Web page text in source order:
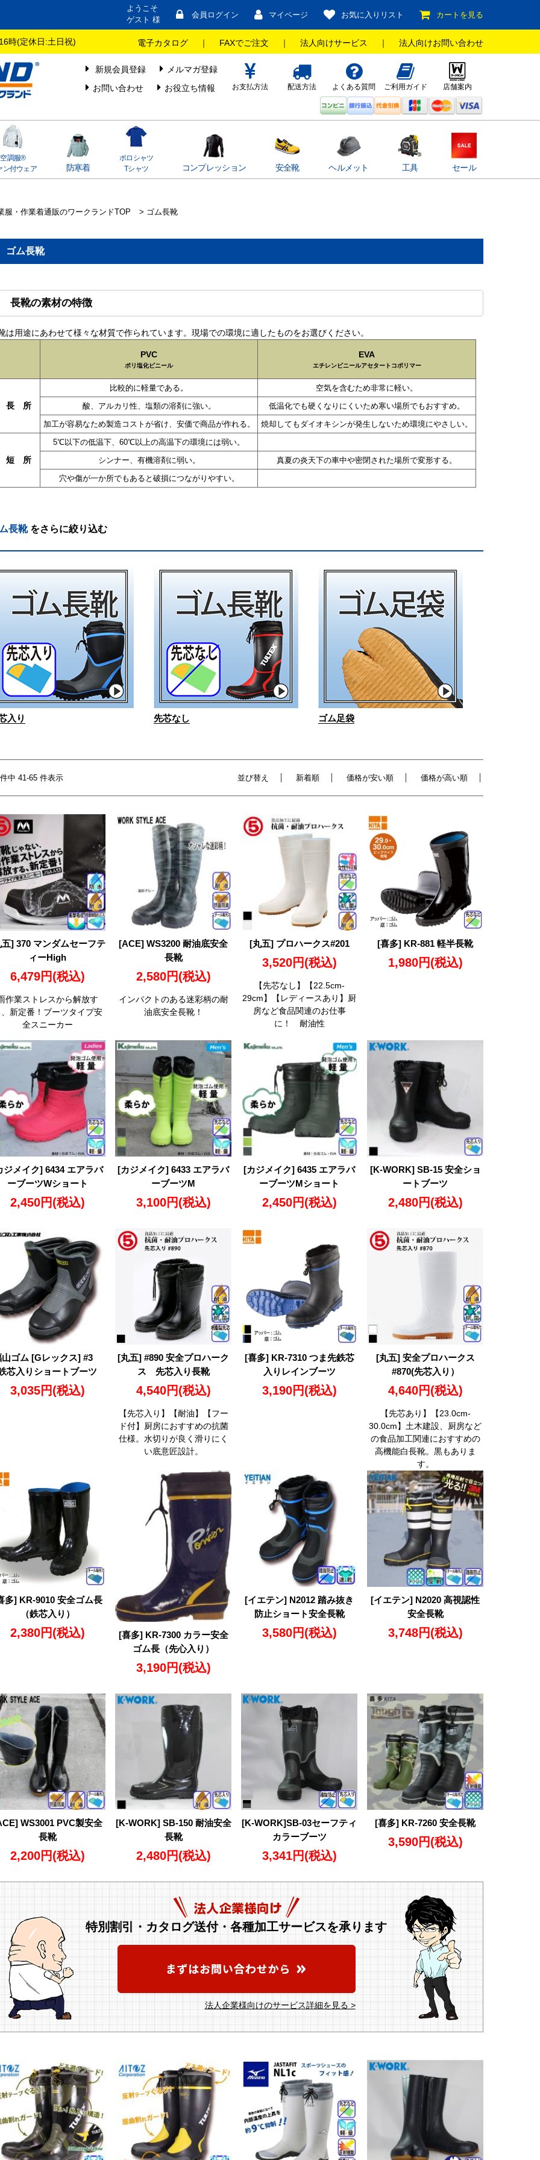
ようこそ
ゲスト 様
会員ログイン マイページ お気に入りリスト カートを見る
時(定休日:土日祝) 電子カタログ ｜ FAXでご注文 ｜ 法人向けサービス ｜ 法人向けお問い合わせ
新規会員登録
メルマガ登録
お問い合わせ
お役立ち情報 お支払方法 配送方法 よくある質問 ご利用ガイド 店舗案内
空調服®
ン付ウェア
防寒着
ポロシャツ
Tシャツ
コンプレッション 安全靴 ヘルメット 工具 セール
服・作業着通販のワークランドTOP > ゴム長靴
ゴム長靴
長靴の素材の特徴
は用途にあわせて様々な材質で作られています。現場での環境に適したものをお選びください。
PVC
ポリ塩化ビニール
EVA
エチレンビニールアセタートコポリマー
所
比較的に軽量である。
空気を含むため非常に軽い。
酸、アルカリ性、塩類の溶剤に強い。
低温化でも硬くなりにくいため寒い場所でもおすすめ。
加工が容易なため製造コストが省け、安価で商品が作れる。
焼却してもダイオキシンが発生しないため環境にやさしい。
所
5℃以下の低温下、60℃以上の高温下の環境には弱い。
シンナー、有機溶剤に弱い。
真夏の炎天下の車中や密閉された場所で変形する。
穴や傷が一か所でもあると破損につながりやすい。
長靴 をさらに絞り込む
入り 先芯なし ゴム足袋
中 41-65 件表示 並び替え 新着順 価格が安い順 価格が高い順
] 370 マンダムセーフテ
ィーHigh
6,479円(税込)
作業ストレスから解放す
新定番！ブーツタイプ安
全スニーカー
[ACE] WS3200 耐油底安全
長靴
2,580円(税込)
インパクトのある迷彩柄の耐
油底安全長靴！
[丸五] プロハークス#201
3,520円(税込)
【先芯なし】【22.5cm-
29cm】【レディースあり】厨
房など食品関連のお仕事
に！ 耐油性
[喜多] KR-881 軽半長靴
1,980円(税込)
ジメイク] 6434 エアラバ
ーブーツWショート
2,450円(税込)
[カジメイク] 6433 エアラバ
ーブーツM
3,100円(税込)
[カジメイク] 6435 エアラバ
ーブーツMショート
2,450円(税込)
[K-WORK] SB-15 安全ショ
ートブーツ
2,480円(税込)
山ゴム [Gレックス] #3
芯入りショートブーツ
3,035円(税込)
[丸五] #890 安全プロハーク
ス 先芯入り長靴
4,540円(税込)
【先芯入り】【耐油】【フー
ド付】厨房におすすめの抗菌
仕様。水切りが良く滑りにく
い底意匠設計。
[喜多] KR-7310 つま先鉄芯
入りレインブーツ
3,190円(税込)
[丸五] 安全プロハークス
#870(先芯入り）
4,640円(税込)
【先芯あり】【23.0cm-
30.0cm】土木建設、厨房など
の食品加工関連におすすめの
高機能白長靴。黒もありま
す。
多] KR-9010 安全ゴム長
（鉄芯入り）
2,380円(税込)
[喜多] KR-7300 カラー安全
ゴム長（先心入り）
3,190円(税込)
[イエテン] N2012 踏み抜き
防止ショート安全長靴
3,580円(税込)
[イエテン] N2020 高視認性
安全長靴
3,748円(税込)
WS3001 PVC製安全
長靴
2,200円(税込)
[K-WORK] SB-150 耐油安全
長靴
2,480円(税込)
[K-WORK]SB-03セーフティ
カラーブーツ
3,341円(税込)
[喜多] KR-7260 安全長靴
3,590円(税込)
特別割引・カタログ送付・各種加工サービスを承ります
法人企業様向けのサービス詳細を見る >